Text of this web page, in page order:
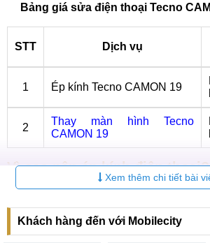
Bảng giá sửa điện thoại Tecno
STT Dịch vụ
1 Ép kính Tecno CAMON 19
2
Thay màn hình Tecno
CAMON 19
Vì sao nên ép kính điện thoại?
chẽ với nhau để tạo nên một thiết bị
máy gặt vấn đề về mặt kính, sẽ rất nguy
Xem thêm chi tiết bài
Khách hàng đến với Mobilecity